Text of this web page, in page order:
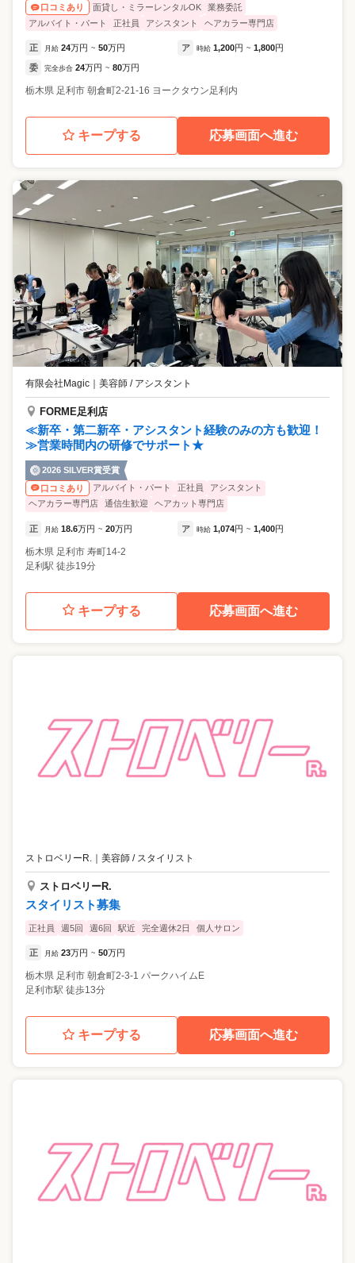
口コミあり 面貸し・ミラーレンタルOK
業務委託
アルバイト・パート
正社員 アシスタント ヘアカラー専門店
正 月給 24万円 ~ 50万円 ア 時給 1,200円 ~ 1,800円
委 完全歩合 24万円 ~ 80万円
栃木県 足利市 朝倉町2-21-16 ヨークタウン足利内
キープする 応募画面へ進む
有限会社Magic ｜ 美容師 / アシスタント
FORME足利店
≪新卒・第二新卒・アシスタント経験のみの方も歓迎！
≫営業時間内の研修でサポート★
2026 SILVER賞受賞
口コミあり
アルバイト・パート 正社員
アシスタント
ヘアカラー専門店
通信生歓迎 ヘアカット専門店
正 月給 18.6万円 ~ 20万円 ア 時給 1,074円 ~ 1,400円
栃木県 足利市 寿町14-2
足利駅 徒歩19分
キープする 応募画面へ進む
ストロベリーR. 美容師 / スタイリスト
ストロベリーR.
スタイリスト募集
正社員 週5回 週6回 駅近 完全週休2日 個人サロン
正 月給 23万円 ~ 50万円
栃木県 足利市 朝倉町2-3-1 パークハイムE
足利市駅 徒歩13分
キープする 応募画面へ進む